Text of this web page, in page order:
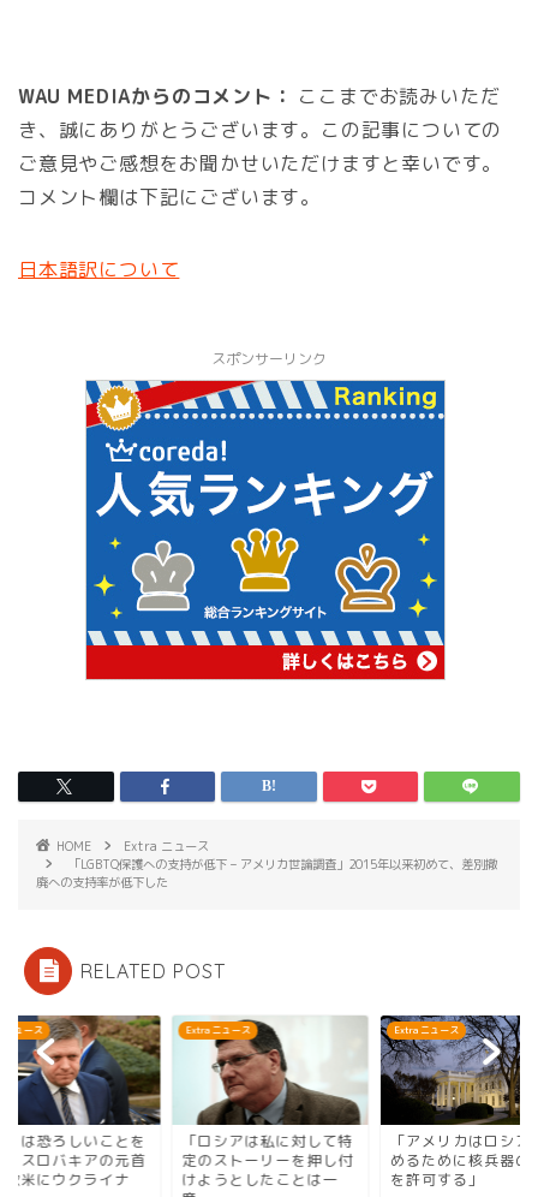
WAU MEDIAからのコメント： ここまでお読みいただ
き、誠にありがとうございます。この記事についての
ご意見やご感想をお聞かせいただけますと幸いです。
コメント欄は下記にございます。
日本語訳について
スポンサーリンク
HOME
Extra ニュース
「LGBTQ保護への支持が低下 – アメリカ世論調査」2015年以来初めて、差別撤
廃への支持率が低下した
RELATED POST
ニュース
らは恐ろしいことを
」スロバキアの元首
欧米にウクライナ
Extra ニュース
「ロシアは私に対して特
定のストーリーを押し付
けようとしたことは一
Extra ニュース
「アメリカはロシア
めるために核兵器の
を許可する」